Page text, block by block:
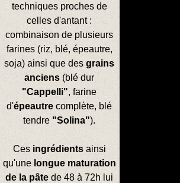
techniques proches de
celles d'antant :
combinaison de plusieurs
farines (riz, blé, épeautre,
soja) ainsi que des grains
anciens (blé dur
"Cappelli", farine
d'épeautre complète, blé
tendre "Solina").
Ces ingrédientsainsi
qu'une longue maturation
de la pâte de 48 à 72h lui